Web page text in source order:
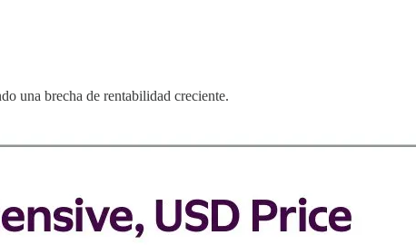
una brecha de rentabilidad creciente.